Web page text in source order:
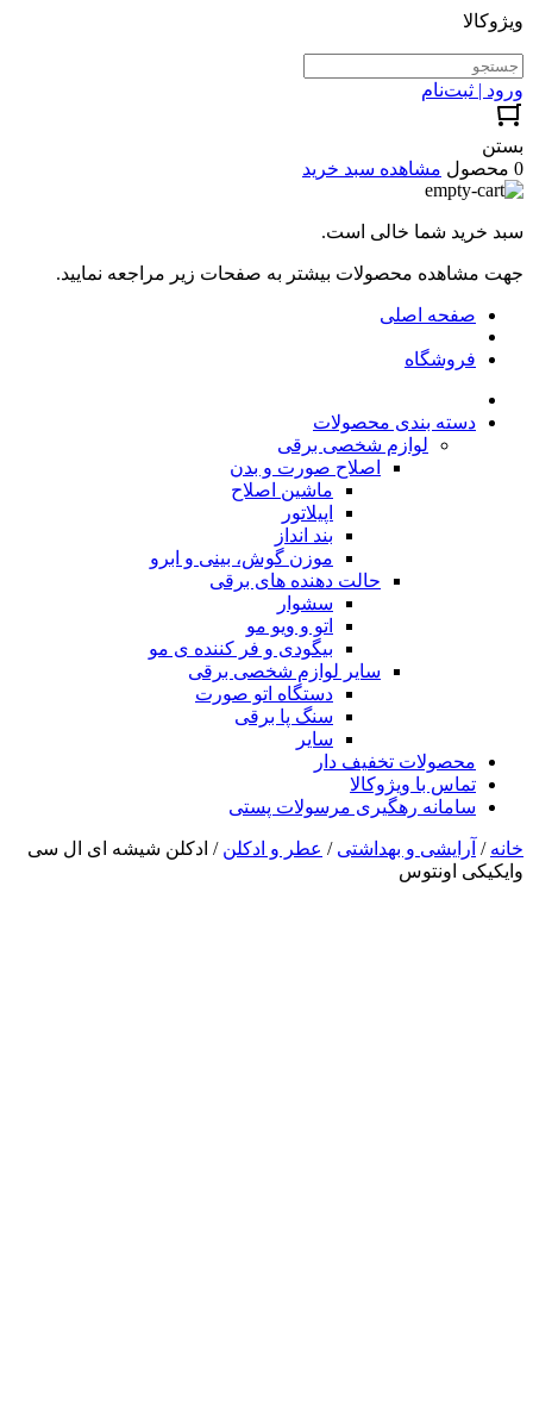
ویژوکالا
ورود | ثبت‌نام
بستن
0 محصول
مشاهده سبد خرید
سبد خرید شما خالی است.
جهت مشاهده محصولات بیشتر به صفحات زیر مراجعه نمایید.
صفحه اصلی
فروشگاه
دسته بندی محصولات
لوازم شخصی برقی
اصلاح صورت و بدن
ماشین اصلاح
اپیلاتور
بند انداز
موزن گوش، بینی و ابرو
حالت دهنده های برقی
سشوار
اتو و ویو مو
بیگودی و فر کننده ی مو
سایر لوازم شخصی برقی
دستگاه اتو صورت
سنگ پا برقی
سایر
محصولات تخفیف دار
تماس با ویژوکالا
سامانه رهگیری مرسولات پستی
خانه / آرایشی و بهداشتی / عطر و ادکلن / ادکلن شیشه ای ال سی
وایکیکی اونتوس